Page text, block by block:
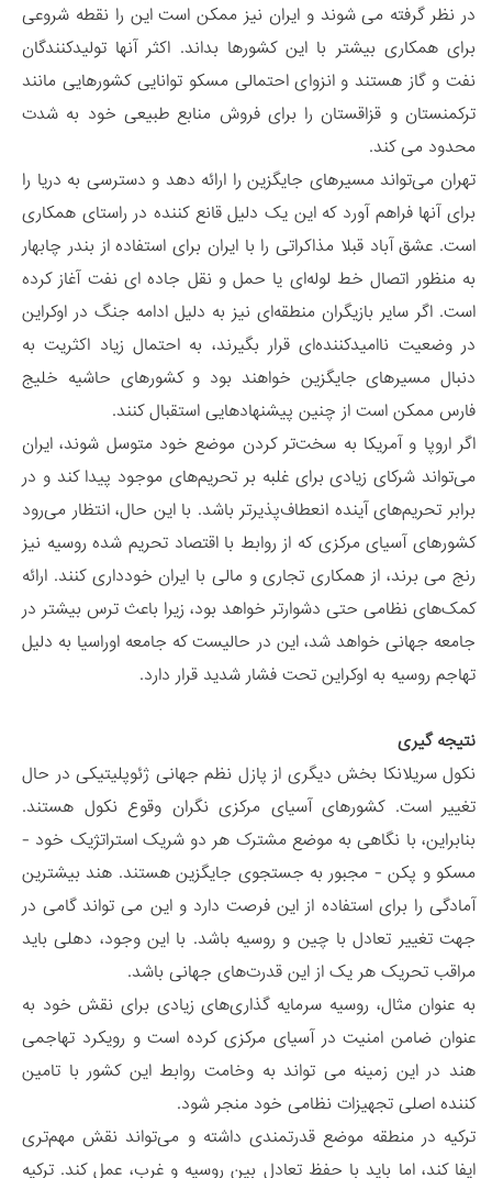
در نظر گرفته می شوند و ایران نیز ممکن است این را نقطه شروعی
برای همکاری بیشتر با این کشورها بداند. اکثر آنها تولیدکنندگان
نفت و گاز هستند و انزوای احتمالی مسکو توانایی کشورهایی مانند
ترکمنستان و قزاقستان را برای فروش منابع طبیعی خود به شدت
محدود می کند.
تهران می‌تواند مسیرهای جایگزین را ارائه دهد و دسترسی به دریا را
برای آنها فراهم آورد که این یک دلیل قانع کننده در راستای همکاری
است. عشق آباد قبلا مذاکراتی را با ایران برای استفاده از بندر چابهار
به منظور اتصال خط لوله‌ای یا حمل و نقل جاده ای نفت آغاز کرده
است. اگر سایر بازیگران منطقه‌ای نیز به دلیل ادامه جنگ در اوکراین
در وضعیت ناامیدکننده‌ای قرار بگیرند، به احتمال زیاد اکثریت به
دنبال مسیرهای جایگزین خواهند بود و کشورهای حاشیه خلیج
فارس ممکن است از چنین پیشنهادهایی استقبال کنند.
اگر اروپا و آمریکا به سخت‌تر کردن موضع خود متوسل شوند، ایران
می‌تواند شرکای زیادی برای غلبه بر تحریم‌های موجود پیدا کند و در
برابر تحریم‌های آینده انعطاف‌پذیرتر باشد. با این حال، انتظار می‌رود
کشورهای آسیای مرکزی که از روابط با اقتصاد تحریم شده روسیه نیز
رنج می برند، از همکاری تجاری و مالی با ایران خودداری کنند. ارائه
کمک‌های نظامی حتی دشوارتر خواهد بود، زیرا باعث ترس بیشتر در
جامعه جهانی خواهد شد، این در حالیست که جامعه اوراسیا به دلیل
تهاجم روسیه به اوکراین تحت فشار شدید قرار دارد.
نتیجه گیری
نکول سریلانکا بخش دیگری از پازل نظم جهانی ژئوپلیتیکی در حال
تغییر است. کشورهای آسیای مرکزی نگران وقوع نکول هستند.
بنابراین، با نگاهی به موضع مشترک هر دو شریک استراتژیک خود -
مسکو و پکن - مجبور به جستجوی جایگزین هستند. هند بیشترین
آمادگی را برای استفاده از این فرصت دارد و این می تواند گامی در
جهت تغییر تعادل با چین و روسیه باشد. با این وجود، دهلی باید
مراقب تحریک هر یک از این قدرت‌های جهانی باشد.
به عنوان مثال، روسیه سرمایه گذاری‌های زیادی برای نقش خود به
عنوان ضامن امنیت در آسیای مرکزی کرده است و رویکرد تهاجمی
هند در این زمینه می تواند به وخامت روابط این کشور با تامین
کننده اصلی تجهیزات نظامی خود منجر شود.
ترکیه در منطقه موضع قدرتمندی داشته و می‌تواند نقش مهم‌تری
ایفا کند، اما باید با حفظ تعادل بین روسیه و غرب، عمل کند. ترکیه